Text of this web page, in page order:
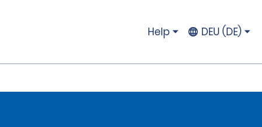
Help DEU (DE)